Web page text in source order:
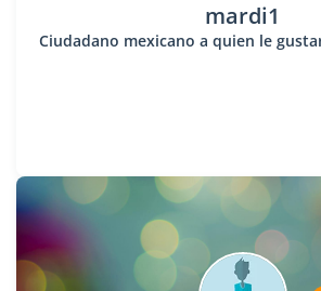
mardi1
Ciudadano mexicano a quien le